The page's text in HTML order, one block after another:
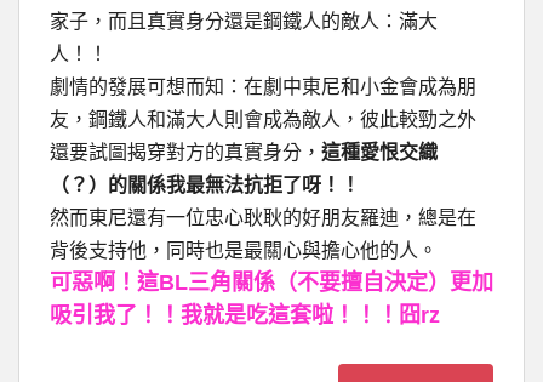
家子，而且真實身分還是鋼鐵人的敵人：滿大
人！！
劇情的發展可想而知：在劇中東尼和小金會成為朋
友，鋼鐵人和滿大人則會成為敵人，彼此較勁之外
還要試圖揭穿對方的真實身分， 這種愛恨交織
（？）的關係我最無法抗拒了呀！！
然而東尼還有一位忠心耿耿的好朋友羅迪，總是在
背後支持他，同時也是最關心與擔心他的人。
可惡啊！這BL三角關係（不要擅自決定）更加
吸引我了！！我就是吃這套啦！！！囧rz